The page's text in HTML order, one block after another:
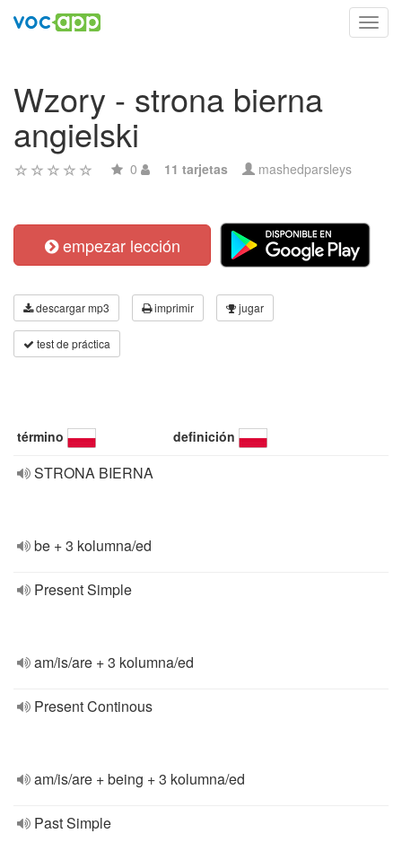
Wzory - strona bierna
angielski
0 11 tarjetas mashedparsleys
empezar lección
descargar mp3 imprimir jugar
test de práctica
término definición
STRONA BIERNA
be + 3 kolumna/ed
Present Simple
am/is/are + 3 kolumna/ed
Present Continous
am/is/are + being + 3 kolumna/ed
Past Simple